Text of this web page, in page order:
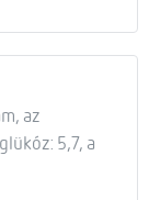
az
5,7, a